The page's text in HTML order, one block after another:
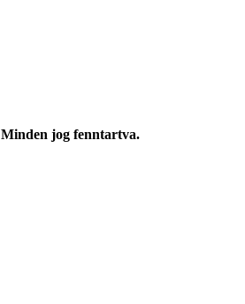
Minden jog fenntartva.